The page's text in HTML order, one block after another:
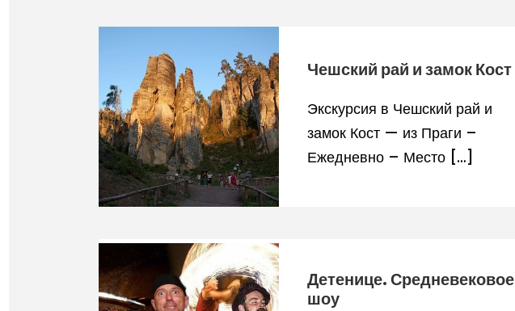
Чешский рай и замок Кост
Экскурсия в Чешский рай и
замок Кост — из Праги –
Ежедневно – Место […]
Детенице. Средневековое
шоу